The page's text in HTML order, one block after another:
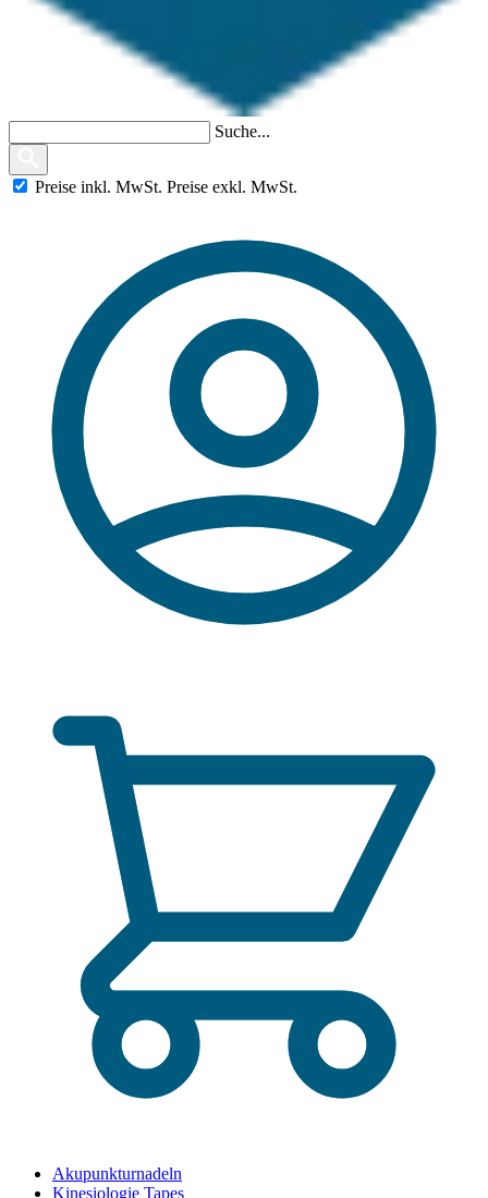
Suche...
Preise inkl. MwSt. Preise exkl. MwSt.
Akupunkturnadeln
Kinesiologie Tapes